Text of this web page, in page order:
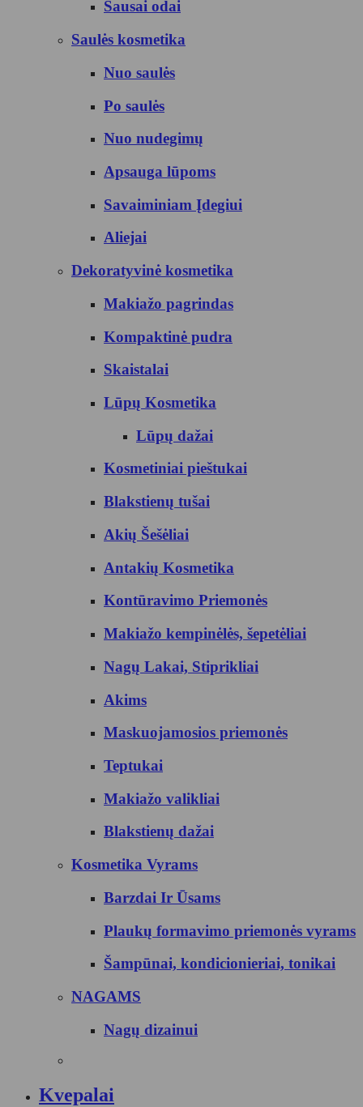
Sausai odai
Saulės kosmetika
Nuo saulės
Po saulės
Nuo nudegimų
Apsauga lūpoms
Savaiminiam Įdegiui
Aliejai
Dekoratyvinė kosmetika
Makiažo pagrindas
Kompaktinė pudra
Skaistalai
Lūpų Kosmetika
Lūpų dažai
Kosmetiniai pieštukai
Blakstienų tušai
Akių Šešėliai
Antakių Kosmetika
Kontūravimo Priemonės
Makiažo kempinėlės, šepetėliai
Nagų Lakai, Stiprikliai
Akims
Maskuojamosios priemonės
Teptukai
Makiažo valikliai
Blakstienų dažai
Kosmetika Vyrams
Barzdai Ir Ūsams
Plaukų formavimo priemonės vyrams
Šampūnai, kondicionieriai, tonikai
NAGAMS
Nagų dizainui
Kvepalai